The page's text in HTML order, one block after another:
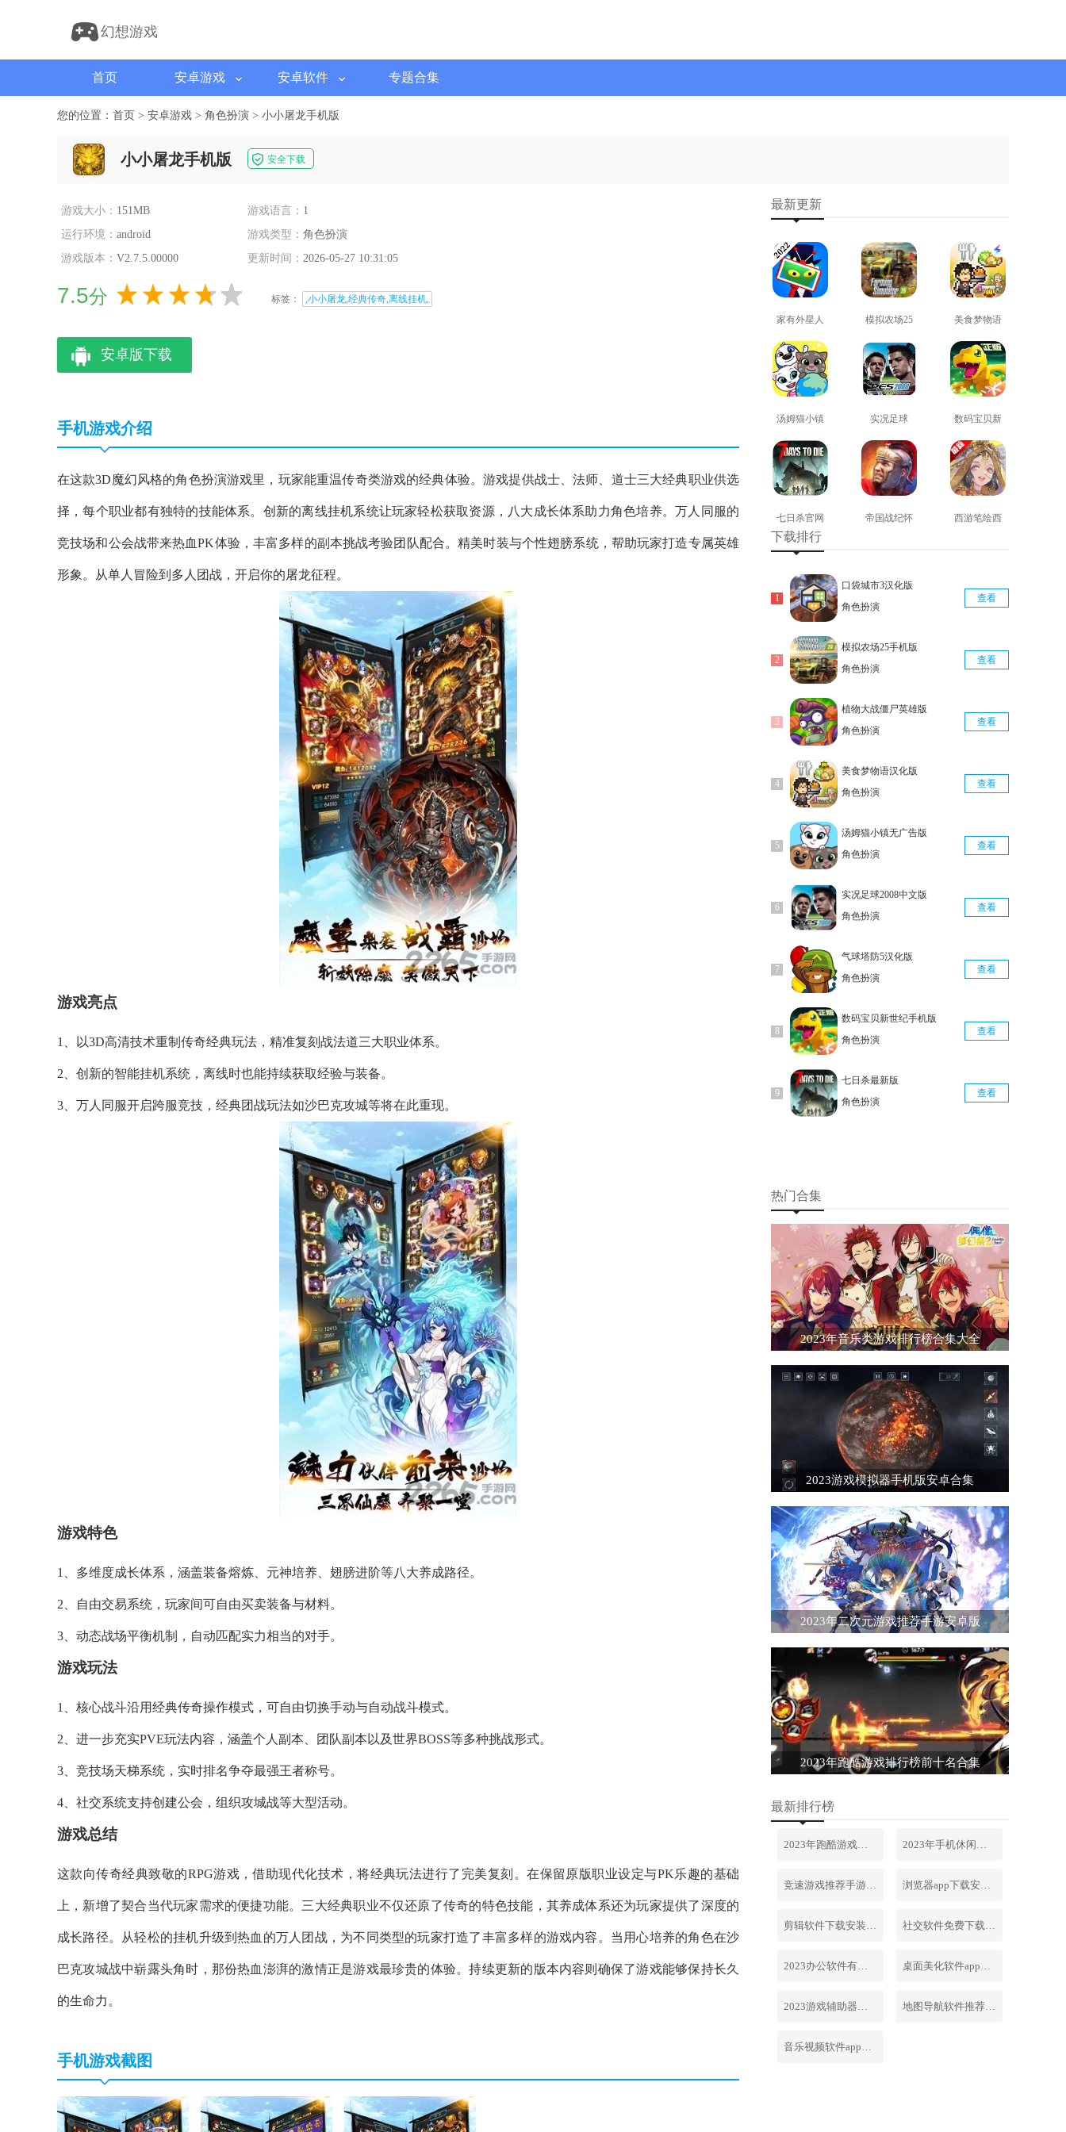
幻想游戏
首页 安卓游戏 安卓软件 专题合集
您的位置： 首页 > 安卓游戏 > 角色扮演 > 小小屠龙手机版
小小屠龙手机版 安全下载
游戏大小： 151MB 游戏语言： 1
运行环境： android 游戏类型： 角色扮演
游戏版本： V2.7.5.00000 更新时间： 2026-05-27 10:31:05
7.5分 标签： ,小小屠龙,经典传奇,离线挂机,
安卓版下载
手机游戏介绍
在这款3D魔幻风格的角色扮演游戏里，玩家能重温传奇类游戏的经典体验。游戏提供战士、法师、道士三大经典职业供选
择，每个职业都有独特的技能体系。创新的离线挂机系统让玩家轻松获取资源，八大成长体系助力角色培养。万人同服的
竞技场和公会战带来热血PK体验，丰富多样的副本挑战考验团队配合。精美时装与个性翅膀系统，帮助玩家打造专属英雄
形象。从单人冒险到多人团战，开启你的屠龙征程。
游戏亮点
1、以3D高清技术重制传奇经典玩法，精准复刻战法道三大职业体系。
2、创新的智能挂机系统，离线时也能持续获取经验与装备。
3、万人同服开启跨服竞技，经典团战玩法如沙巴克攻城等将在此重现。
游戏特色
1、多维度成长体系，涵盖装备熔炼、元神培养、翅膀进阶等八大养成路径。
2、自由交易系统，玩家间可自由买卖装备与材料。
3、动态战场平衡机制，自动匹配实力相当的对手。
游戏玩法
1、核心战斗沿用经典传奇操作模式，可自由切换手动与自动战斗模式。
2、进一步充实PVE玩法内容，涵盖个人副本、团队副本以及世界BOSS等多种挑战形式。
3、竞技场天梯系统，实时排名争夺最强王者称号。
4、社交系统支持创建公会，组织攻城战等大型活动。
游戏总结
这款向传奇经典致敬的RPG游戏，借助现代化技术，将经典玩法进行了完美复刻。在保留原版职业设定与PK乐趣的基础
上，新增了契合当代玩家需求的便捷功能。三大经典职业不仅还原了传奇的特色技能，其养成体系还为玩家提供了深度的
成长路径。从轻松的挂机升级到热血的万人团战，为不同类型的玩家打造了丰富多样的游戏内容。当用心培养的角色在沙
巴克攻城战中崭露头角时，那份热血澎湃的激情正是游戏最珍贵的体验。持续更新的版本内容则确保了游戏能够保持长久
的生命力。
手机游戏截图
最新更新
家有外星人
免费版
查看
模拟农场25
免费版
查看
美食梦物语
正版
查看
汤姆猫小镇
免费版
查看
实况足球
2008安卓版
查看
数码宝贝新
世纪免费版
查看
七日杀官网
版
查看
帝国战纪怀
西游笔绘西
下载排行
口袋城市3汉化版
角色扮演
查看
模拟农场25手机版
角色扮演
查看
植物大战僵尸英雄版
角色扮演
查看
美食梦物语汉化版
角色扮演
查看
汤姆猫小镇无广告版
角色扮演
查看
实况足球2008中文版
角色扮演
查看
气球塔防5汉化版
角色扮演
查看
数码宝贝新世纪手机版
角色扮演
查看
七日杀最新版
角色扮演
查看
热门合集
2023年音乐类游戏排行榜合集大全
2023游戏模拟器手机版安卓合集
2023年二次元游戏推荐手游安卓版
2023年跑酷游戏排行榜前十名合集
最新排行榜
2023年跑酷游戏排行榜前十名合集 2023年手机休闲游戏排行榜前十名
竞速游戏推荐手游排行榜最新2023 浏览器app下载安装免费官网
剪辑软件下载安装免费手机版 社交软件免费下载安装大全最新
2023办公软件有哪些合集软件 桌面美化软件app下载安卓版
2023游戏辅助器软件大全免费 地图导航软件推荐下载安装手机版
音乐视频软件app下载安装免费